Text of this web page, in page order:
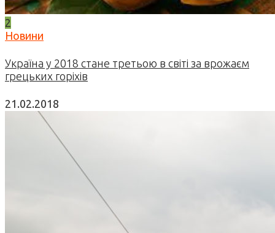
2
Новини
Україна у 2018 стане третьою в світі за врожаєм
грецьких горіхів
21.02.2018